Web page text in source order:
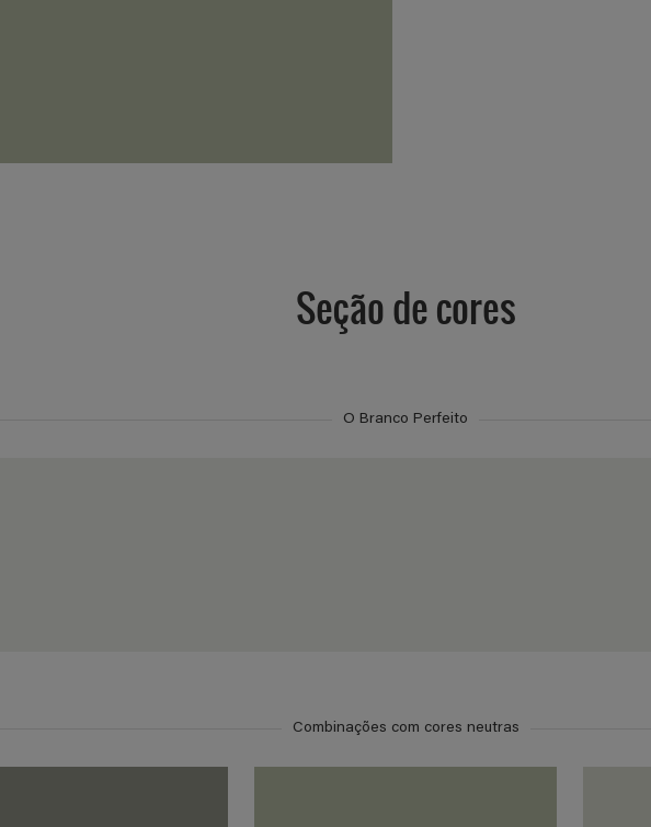
Seção de cores
O Branco Perfeito
Combinações com cores neutras